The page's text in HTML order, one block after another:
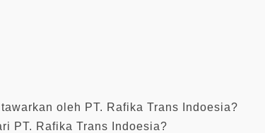
oleh PT. Rafika Trans Indoesia?
PT. Rafika Trans Indoesia?